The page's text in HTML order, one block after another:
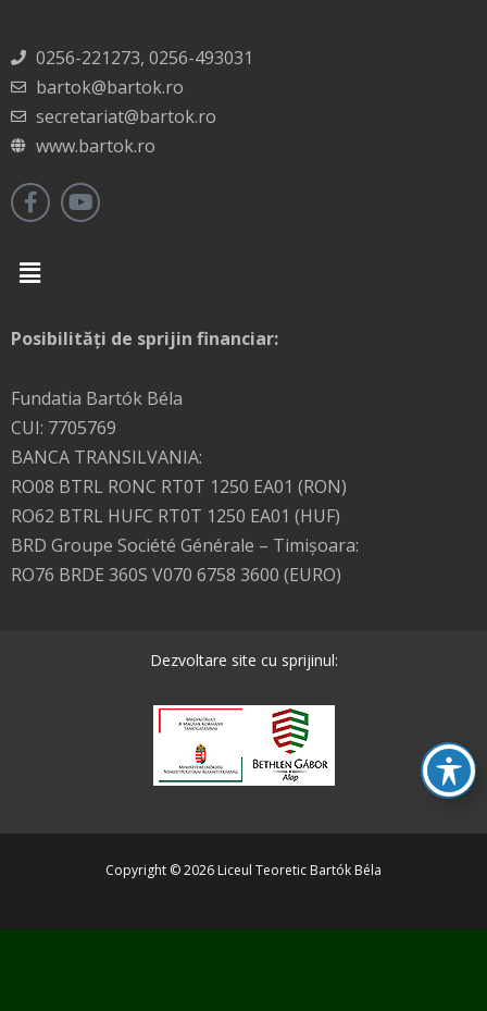
0256-221273, 0256-493031
bartok@bartok.ro
secretariat@bartok.ro
www.bartok.ro
Menu
Posibilități de sprijin financiar:
Fundatia Bartók Béla
CUI: 7705769
BANCA TRANSILVANIA:
RO08 BTRL RONC RT0T 1250 EA01 (RON)
RO62 BTRL HUFC RT0T 1250 EA01 (HUF)
BRD Groupe Société Générale – Timişoara:
RO76 BRDE 360S V070 6758 3600 (EURO)
Dezvoltare site cu sprijinul:
Copyright © 2026 Liceul Teoretic Bartók Béla